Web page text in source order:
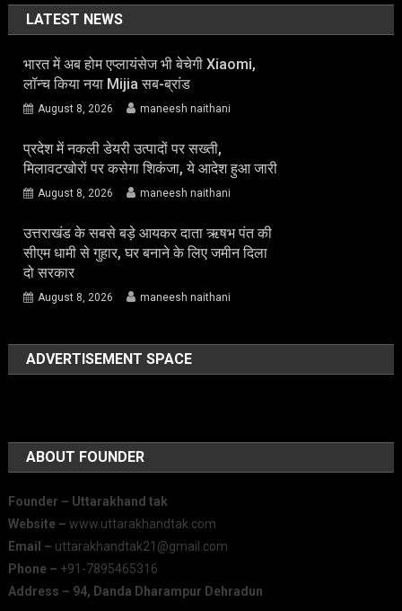
LATEST NEWS
भारत में अब होम एप्लायंसेज भी बेचेगी Xiaomi,
लॉन्च किया नया Mijia सब-ब्रांड
August 8, 2026 maneesh naithani
प्रदेश में नकली डेयरी उत्पादों पर सख्ती,
मिलावटखोरों पर कसेगा शिकंजा, ये आदेश हुआ जारी
August 8, 2026 maneesh naithani
उत्तराखंड के सबसे बड़े आयकर दाता ऋषभ पंत की
सीएम धामी से गुहार, घर बनाने के लिए जमीन दिला
दो सरकार
August 8, 2026 maneesh naithani
ADVERTISEMENT SPACE
ABOUT FOUNDER
Founder – Uttarakhand tak
Website – www.uttarakhandtak.com
Email – uttarakhandtak21@gmail.com
Phone – +91-7895465316
Address – 94, Danda Dharampur Dehradun